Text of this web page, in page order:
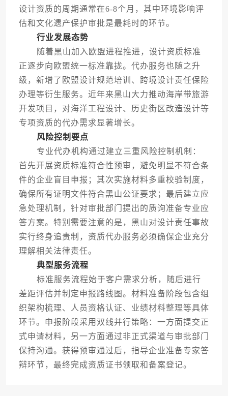
设计资质的周期通常在6-8个月，其中环境影响评
估和文化遗产保护审批是最耗时的环节。
行业发展态势
随着黑山加入欧盟进程推进，设计资质标准
正逐步向欧盟统一标准靠拢。代办服务也随之升
级，新增了欧盟设计规范培训、跨境设计责任保险
办理等衍生服务。近年来黑山大力推动海岸带旅游
开发项目，对海洋工程设计、历史街区改造设计等
专项资质的代办需求显著增长。
风险控制要点
专业代办机构通过建立三重风险控制机制：
首先开展资质标准符合性预审，避免明显不符合条
件的企业盲目申报；其次实施材料多重校验制度，
确保所有证明文件符合黑山公证要求；最后建立应
急处理机制，针对审批部门提出的质询准备专业应
答方案。特别需要注意的是，黑山对设计责任事故
实行终身追责制，资质代办服务必须确保企业充分
理解相关法律责任。
典型服务流程
标准服务流程始于客户需求分析，随后进行
差距评估并制定申报路线图。材料准备阶段包含组
织架构梳理、人员资格认证、业绩材料整理等具体
环节。申报阶段采用双线并行策略：一方面提交正
式申请材料，另一方面通过非正式渠道与审批部门
保持沟通。获得预审通过后，指导企业准备专家答
辩环节，最终完成资质证书领取和备案登记。